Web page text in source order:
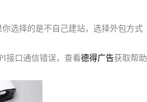
选择的是不自己建站，选择外包方式
接口通信错误，查看德得广告获取帮助